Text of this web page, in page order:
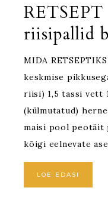
riisipallid
MIDA
keskmise
riisi) 1,5 tassi vett
(külmutatud)
maisi pool peotäit
kõigi eelnevate
LOE EDASI